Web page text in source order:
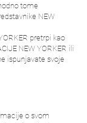
tome
NEW
pretrpi kao
NEW YORKER ili
ispunjavate svoje
o svom